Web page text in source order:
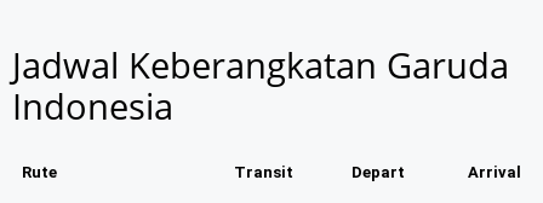
Jadwal Keberangkatan Garuda
Indonesia
Rute Transit Depart Arrival